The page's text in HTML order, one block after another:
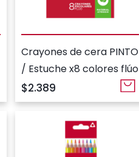
Crayones de cera PINTO
/ Estuche x8 colores flúo
$2.389